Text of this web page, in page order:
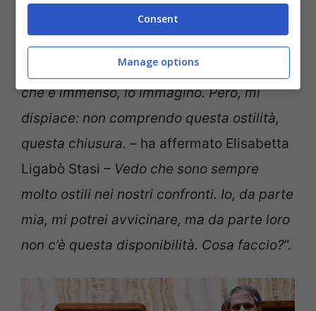
ha definito le nuove indagini “
“. “Io capisco il suo dolore,
che è immenso, lo immagino. Però, mi
dispiace: non comprendo questa ostilità,
questa chiusura. – ha affermato Elisabetta
Ligabò Stasi – Vedo che sono sempre
molto ostili nei nostri confronti. Io, da parte
mia, mi potrei avvicinare, ma da parte loro
non c’è questa disponibilità. Cosa faccio?”.
Consent
Manage options